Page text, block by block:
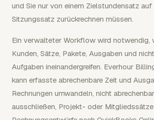
und Sie nur von einem Zielstundensatz auf
Sitzungssatz zurückrechnen müssen.
Ein verwalteter Workflow wird notwendig,
Kunden, Sätze, Pakete, Ausgaben und
Aufgaben ineinandergreifen. Everhour
kann erfasste abrechenbare Zeit und
Rechnungen umwandeln, nicht
ausschließen, Projekt- oder